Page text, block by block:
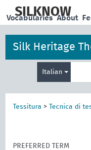
main
SILKNOW
Vocabularies About
Silk Heritage
Italian
Tessitura > Tecnica di
PREFERRED TERM